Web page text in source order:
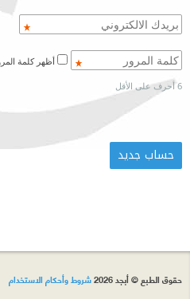
6 أحرف على الأقل
حقوق الطبع © أبجد 2026 شروط وأحكام الاستخدام